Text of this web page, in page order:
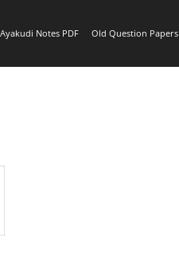
Ayakudi Notes PDF Old Question Papers